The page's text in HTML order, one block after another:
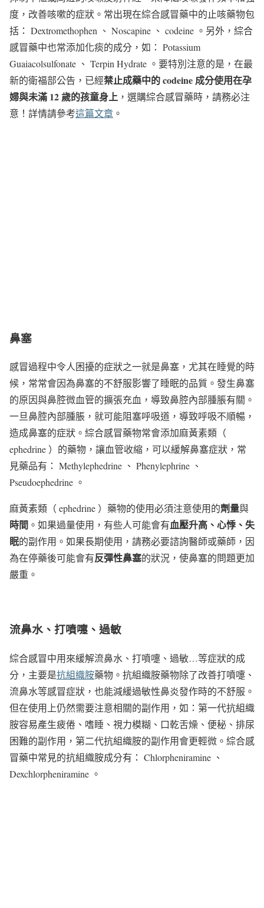
度，改善咳嗽的症狀。常出現在綜合感冒藥中的止咳藥物包
括： Dextromethophen 、 Noscapine 、 codeine 。另外，綜合
感冒藥中也常添加化痰的成分，如： Potassium
Guaiacolsulfonate 、 Terpin Hydrate 。要特別注意的是，在最
新的衛福部公告，已經禁止成藥中的 codeine 成分使用在孕
婦與未滿 12 歲的孩童身上 ，選購綜合感冒藥時，請務必注
意！詳情請參考這篇文章 。
鼻塞
感冒過程中令人困擾的症狀之一就是鼻塞，尤其在睡覺的時
候，常常會因為鼻塞的不舒服影響了睡眠的品質。發生鼻塞
的原因與鼻腔微血管的擴張充血，導致鼻腔內部腫脹有關。
一旦鼻腔內部腫脹，就可能阻塞呼吸道，導致呼吸不順暢，
造成鼻塞的症狀。綜合感冒藥物常會添加麻黃素類（
ephedrine ）的藥物，讓血管收縮，可以緩解鼻塞症狀，常
見藥品有： Methylephedrine 、 Phenylephrine 、
Pseudoephedrine 。
麻黃素類（ ephedrine ）藥物的使用必須注意使用的劑量與
時間 。如果過量使用，有些人可能會有血壓升高、心悸、失
眠的副作用。如果長期使用，請務必要諮詢醫師或藥師，因
為在停藥後可能會有反彈性鼻塞的狀況，使鼻塞的問題更加
嚴重。
流鼻水、打噴嚏、過敏
綜合感冒中用來緩解流鼻水、打噴嚏、過敏…等症狀的成
分，主要是抗組織胺藥物。抗組織胺藥物除了改善打噴嚏、
流鼻水等感冒症狀，也能減緩過敏性鼻炎發作時的不舒服。
但在使用上仍然需要注意相關的副作用，如：第一代抗組織
胺容易產生疲倦、嗜睡、視力模糊、口乾舌燥、便秘、排尿
困難的副作用，第二代抗組織胺的副作用會更輕微。綜合感
冒藥中常見的抗組織胺成分有： Chlorpheniramine 、
Dexchlorpheniramine 。